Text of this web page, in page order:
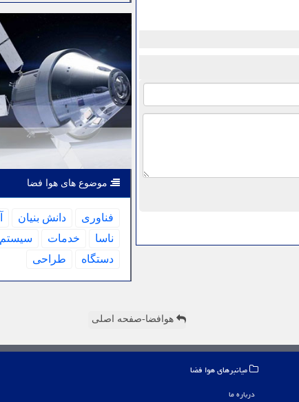
موضوع های هوا فضا
فناوری دانش بنیان
ناسا
خدمات
سیستم
دستگاه
طراحی
هوافضا-صفحه اصلی
میانبرهای هوا فضا
درباره ما